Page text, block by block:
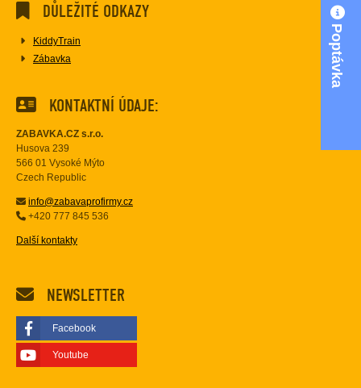
DŮLEŽITÉ ODKAZY
KiddyTrain
Zábavka
KONTAKTNÍ ÚDAJE:
ZABAVKA.CZ s.r.o.
Husova 239
566 01 Vysoké Mýto
Czech Republic
info@zabavaprofirmy.cz
+420 777 845 536
Další kontakty
NEWSLETTER
Facebook
Youtube
Poptávka